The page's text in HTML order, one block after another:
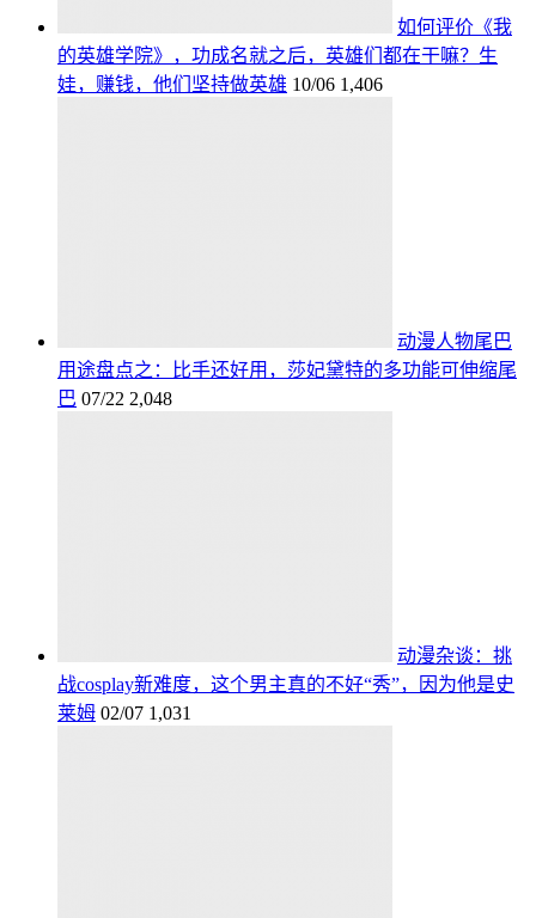
如何评价《我
的英雄学院》，功成名就之后，英雄们都在干嘛？生
娃，赚钱，他们坚持做英雄 10/06 1,406
动漫人物尾巴
用途盘点之：比手还好用，莎妃黛特的多功能可伸缩尾
巴 07/22 2,048
动漫杂谈：挑
战cosplay新难度，这个男主真的不好“秀”，因为他是史
莱姆 02/07 1,031